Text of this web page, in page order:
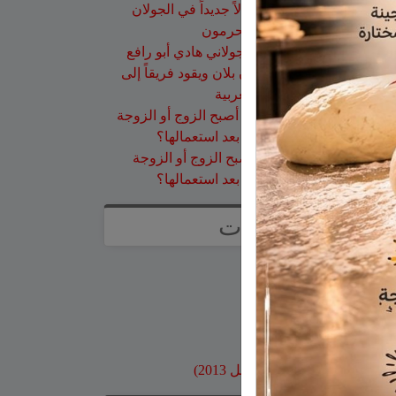
عزاتعلى
تخريج 14 نحالاً جديداً في الجولان
بإشراف جمعية نحالي الحرمون
عقاب ابو شاهينعلى
الجولاني هادي أبو رافع
ينجح في تسلق قمة مون بلان ويقود فريقاً إلى
أعلى نقطة في أوروبا الغربية
سلمان أبو عوادعلىهل أصبح الزوج أو الزوجة
مجرد سلعة نتخلص منها بعد استعمالها؟
طليع محمودعلىهل أصبح الزوج أو الزوجة
مجرد سلعة نتخلص منها بعد استعمالها؟
صفحات
صفحة الاعراس
خواطر
صور قديمة
بنوك وبطاقات اعتماد
مواقع محلية
ارشيف موقع جولاني (قبل 2013)